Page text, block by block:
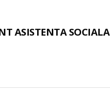
ASISTENTA SOCIALA